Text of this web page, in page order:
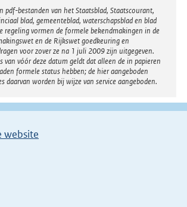
l
i
n
k
:
pdf-bestanden van het Staatsblad, Staatscourant,
blad, gemeenteblad, waterschapsblad en blad
regeling vormen de formele bekendmakingen in de
en de Rijkswet goedkeuring en
voor zover ze na 1 juli 2009 zijn uitgegeven.
van vóór deze datum geldt dat alleen de in papieren
formele status hebben; de hier aangeboden
daarvan worden bij wijze van service aangeboden.
website